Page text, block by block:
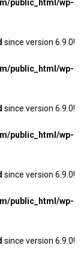
public_html/wp-
since version 6.9.0!
public_html/wp-
since version 6.9.0!
public_html/wp-
since version 6.9.0!
public_html/wp-
since version 6.9.0!